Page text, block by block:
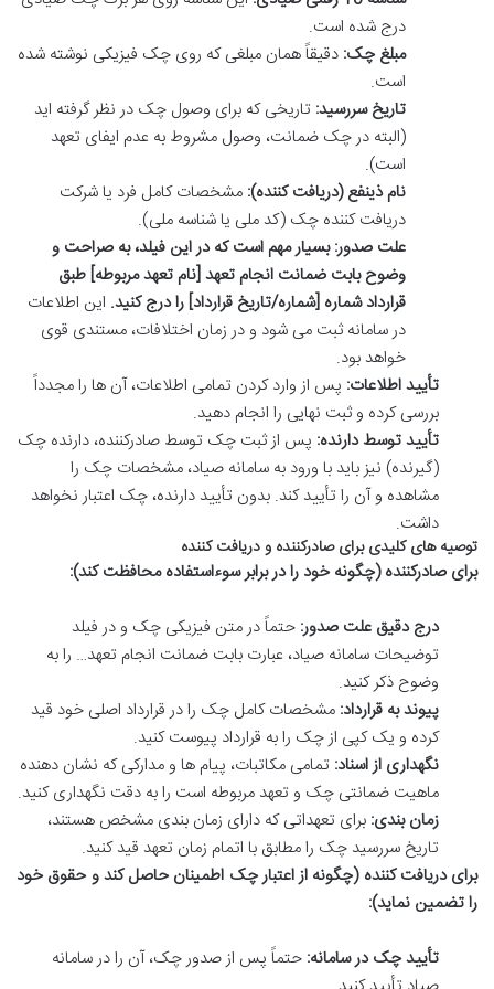
درج شده است.
مبلغ چک: دقیقاً همان مبلغی که روی چک فیزیکی نوشته شده
است.
تاریخ سررسید: تاریخی که برای وصول چک در نظر گرفته اید
(البته در چک ضمانت، وصول مشروط به عدم ایفای تعهد
است).
نام ذینفع (دریافت کننده): مشخصات کامل فرد یا شرکت
دریافت کننده چک (کد ملی یا شناسه ملی).
علت صدور: بسیار مهم است که در این فیلد، به صراحت و
وضوح بابت ضمانت انجام تعهد [نام تعهد مربوطه] طبق
قرارداد شماره [شماره/تاریخ قرارداد] را درج کنید. این اطلاعات
در سامانه ثبت می شود و در زمان اختلافات، مستندی قوی
خواهد بود.
تأیید اطلاعات: پس از وارد کردن تمامی اطلاعات، آن ها را مجدداً
بررسی کرده و ثبت نهایی را انجام دهید.
تأیید توسط دارنده: پس از ثبت چک توسط صادرکننده، دارنده چک
(گیرنده) نیز باید با ورود به سامانه صیاد، مشخصات چک را
مشاهده و آن را تأیید کند. بدون تأیید دارنده، چک اعتبار نخواهد
داشت.
توصیه های کلیدی برای صادرکننده و دریافت کننده
برای صادرکننده (چگونه خود را در برابر سوءاستفاده محافظت کند):
درج دقیق علت صدور: حتماً در متن فیزیکی چک و در فیلد
توضیحات سامانه صیاد، عبارت بابت ضمانت انجام تعهد… را به
وضوح ذکر کنید.
پیوند به قرارداد: مشخصات کامل چک را در قرارداد اصلی خود قید
کرده و یک کپی از چک را به قرارداد پیوست کنید.
نگهداری از اسناد: تمامی مکاتبات، پیام ها و مدارکی که نشان دهنده
ماهیت ضمانتی چک و تعهد مربوطه است را به دقت نگهداری کنید.
زمان بندی: برای تعهداتی که دارای زمان بندی مشخص هستند،
تاریخ سررسید چک را مطابق با اتمام زمان تعهد قید کنید.
برای دریافت کننده (چگونه از اعتبار چک اطمینان حاصل کند و حقوق خود
را تضمین نماید):
تأیید چک در سامانه: حتماً پس از صدور چک، آن را در سامانه